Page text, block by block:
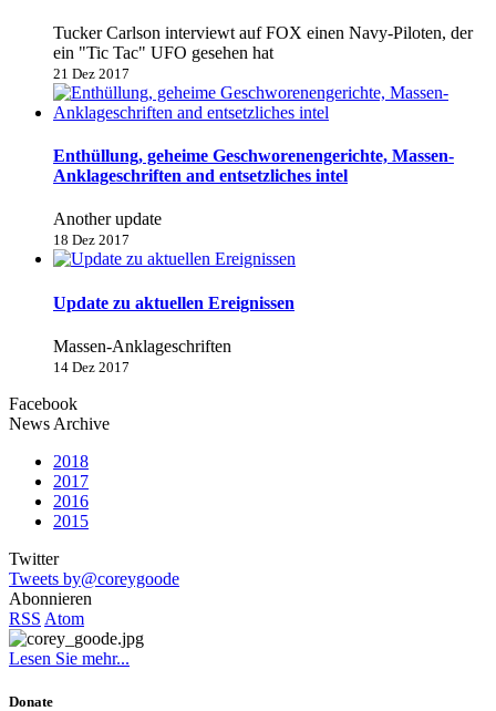
Tucker Carlson interviewt auf FOX einen Navy-Piloten, der
ein "Tic Tac" UFO gesehen hat
21 Dez 2017
Enthüllung, geheime Geschworenengerichte, Massen-
Anklageschriften and entsetzliches intel
Another update
18 Dez 2017
Update zu aktuellen Ereignissen
Massen-Anklageschriften
14 Dez 2017
Facebook
News Archive
2018
2017
2016
2015
Twitter
Tweets by@coreygoode
Abonnieren
RSS Atom
Lesen Sie mehr...
Donate